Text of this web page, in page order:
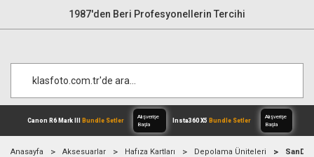
1987'den Beri Profesyonellerin Tercihi
Anasayfa Aksesuarlar Hafıza Kartları Depolama Üniteleri